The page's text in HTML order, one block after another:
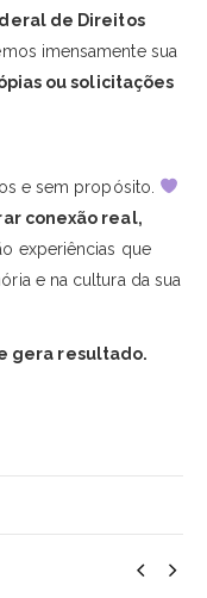
de Direitos
imensamente sua
ou solicitações
e sem propósito.
conexão real,
experiências que
e na cultura da sua
gera resultado.